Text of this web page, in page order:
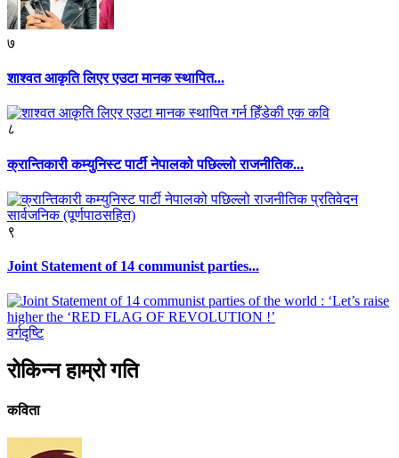
७
शाश्वत आकृति लिएर एउटा मानक स्थापित...
८
क्रान्तिकारी कम्युनिस्ट पार्टी नेपालको पछिल्लो राजनीतिक...
९
Joint Statement of 14 communist parties...
वर्गदृष्टि
रोकिन्न हाम्रो गति
कविता